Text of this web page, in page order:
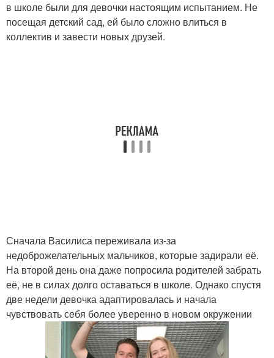
в школе были для девочки настоящим испытанием. Не
посещая детский сад, ей было сложно влиться в
коллектив и завести новых друзей.
Сначала Василиса переживала из-за
недоброжелательных мальчиков, которые задирали её.
На второй день она даже попросила родителей забрать
её, не в силах долго оставаться в школе. Однако спустя
две недели девочка адаптировалась и начала
чувствовать себя более уверенно в новом окружении